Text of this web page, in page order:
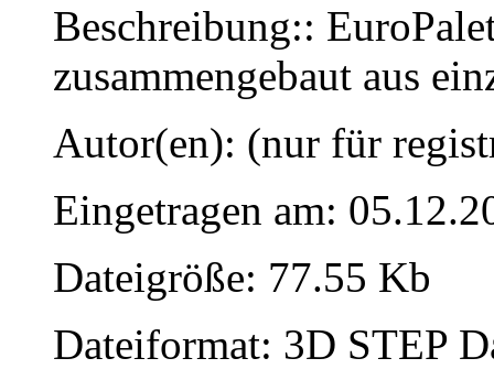
Beschreibung::
zusammengebaut aus
Autor(en): (nur für
Eingetragen am:
Dateigröße: 77.55 Kb
Dateiformat: 3D STEP